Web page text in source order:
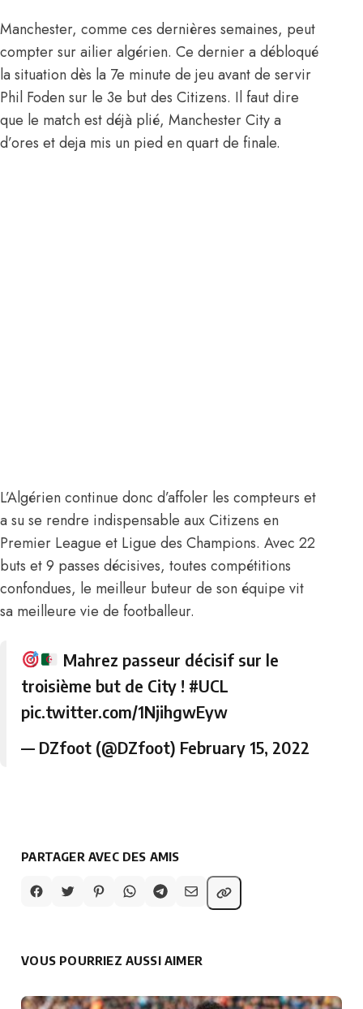
Manchester, comme ces dernières semaines, peut
compter sur ailier algérien. Ce dernier a débloqué
la situation dès la 7e minute de jeu avant de servir
Phil Foden sur le 3e but des Citizens. Il faut dire
que le match est déjà plié, Manchester City a
d’ores et deja mis un pied en quart de finale.
L’Algérien continue donc d’affoler les compteurs et
a su se rendre indispensable aux Citizens en
Premier League et Ligue des Champions. Avec 22
buts et 9 passes décisives, toutes compétitions
confondues, le meilleur buteur de son équipe vit
sa meilleure vie de footballeur.
Mahrez passeur décisif sur le
troisième but de City ! #UCL
pic.twitter.com/1NjihgwEyw
— DZfoot (@DZfoot) February 15, 2022
PARTAGER AVEC DES AMIS
VOUS POURRIEZ AUSSI AIMER